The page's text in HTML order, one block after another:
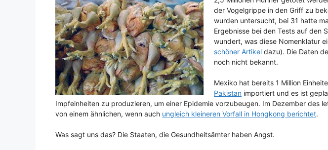
der Vogelgrippe in den Griff zu
wurden untersucht, bei 31 hatte
Ergebnisse bei den Tests auf den
wundert, was diese Nomenklatur
schöner Artikel dazu). Die Daten
noch nicht bekannt.
Mexiko hat bereits 1 Million
Pakistan importiert und es ist
Impfeinheiten zu produzieren, um einer Epidemie vorzubeugen. Im Dezember des
von einem ähnlichen, wenn auch ungleich kleineren Vorfall in Hongkong berichtet.
Was sagt uns das? Die Staaten, die Gesundheitsämter haben Angst.